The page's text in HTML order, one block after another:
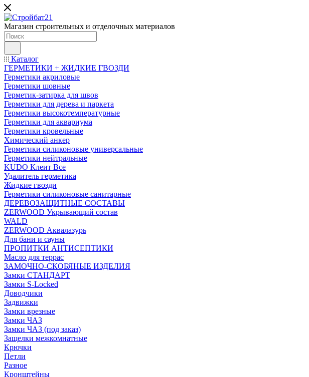
Магазин строительных и отделочных материалов
Каталог
ГЕРМЕТИКИ + ЖИДКИЕ ГВОЗДИ
Герметики акриловые
Герметики шовные
Герметик-затирка для швов
Герметики для дерева и паркета
Герметики высокотемпературные
Герметики для аквариума
Герметики кровельные
Химический анкер
Герметики силиконовые универсальные
Герметики нейтральные
KUDO Клеит Все
Удалитель герметика
Жидкие гвозди
Герметики силиконовые санитарные
ДЕРЕВОЗАЩИТНЫЕ СОСТАВЫ
ZERWOOD Укрывающий состав
WALD
ZERWOOD Аквалазурь
Для бани и сауны
ПРОПИТКИ АНТИСЕПТИКИ
Масло для террас
ЗАМОЧНО-СКОБЯНЫЕ ИЗДЕЛИЯ
Замки СТАНДАРТ
Замки S-Locked
Доводчики
Задвижки
Замки врезные
Замки ЧАЗ
Замки ЧАЗ (под заказ)
Защелки межкомнатные
Крючки
Петли
Разное
Кронштейны